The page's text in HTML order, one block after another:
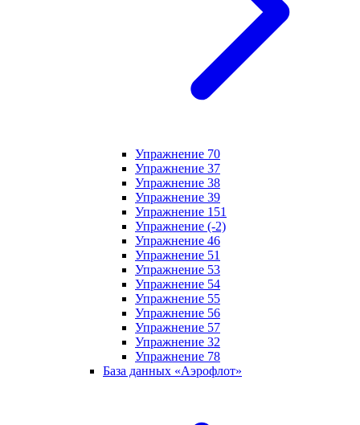
Упражнение 70
Упражнение 37
Упражнение 38
Упражнение 39
Упражнение 151
Упражнение (-2)
Упражнение 46
Упражнение 51
Упражнение 53
Упражнение 54
Упражнение 55
Упражнение 56
Упражнение 57
Упражнение 32
Упражнение 78
База данных «Аэрофлот»